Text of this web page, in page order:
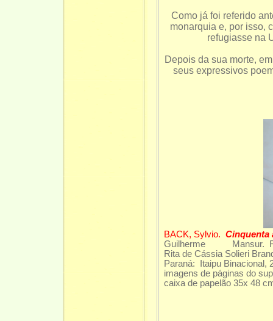
Como já foi referido
monarquia e, por isso,
refugiasse na
Depois da sua morte,
seus expressivos
BACK, Sylvio. Cinquenta
Guilherme Mansur.
Rita de Cássia Solieri
Paraná: Itaipu
imagens de páginas do
caixa de papelão 35x 48